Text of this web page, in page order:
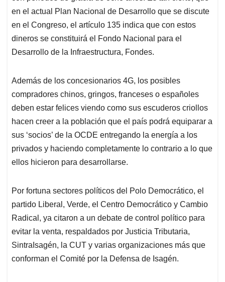
en el actual Plan Nacional de Desarrollo que se discute
en el Congreso, el artículo 135 indica que con estos
dineros se constituirá el Fondo Nacional para el
Desarrollo de la Infraestructura, Fondes.
Además de los concesionarios 4G, los posibles
compradores chinos, gringos, franceses o españoles
deben estar felices viendo como sus escuderos criollos
hacen creer a la población que el país podrá equiparar a
sus ‘socios’ de la OCDE entregando la energía a los
privados y haciendo completamente lo contrario a lo que
ellos hicieron para desarrollarse.
Por fortuna sectores políticos del Polo Democrático, el
partido Liberal, Verde, el Centro Democrático y Cambio
Radical, ya citaron a un debate de control político para
evitar la venta, respaldados por Justicia Tributaria,
SintraIsagén, la CUT y varias organizaciones más que
conforman el Comité por la Defensa de Isagén.